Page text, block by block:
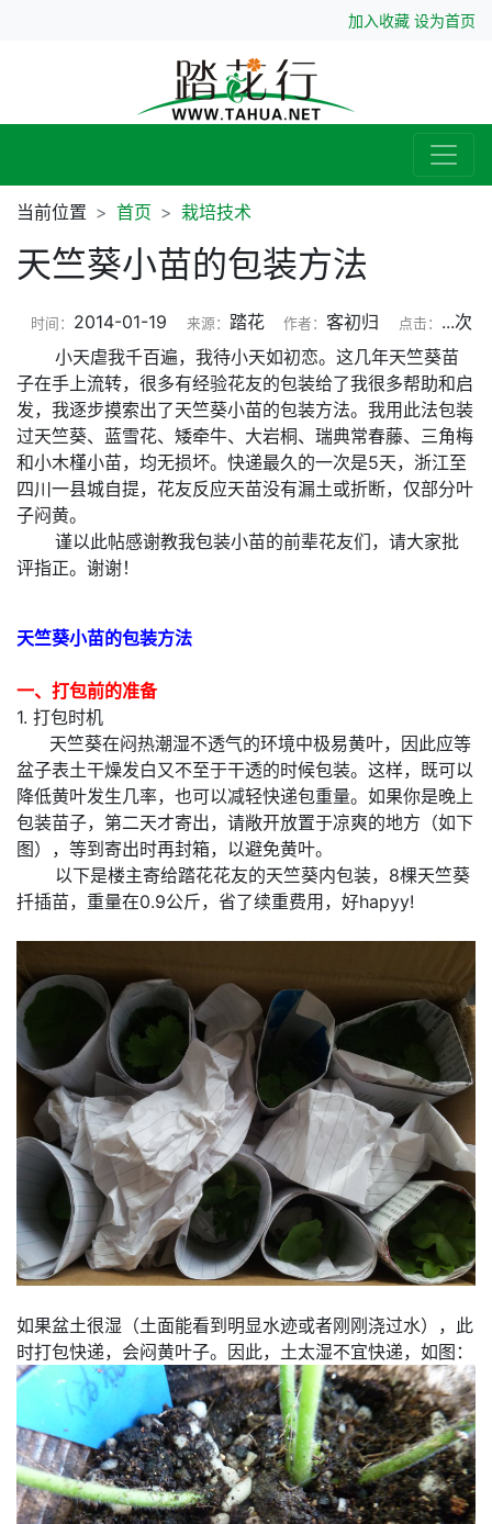
加入收藏 设为首页
当前位置 首页 栽培技术
天竺葵小苗的包装方法
时间： 2014-01-19 来源： 踏花 作者：客初归 点击： ...次
小天虐我千百遍，我待小天如初恋。这几年天竺葵苗
子在手上流转，很多有经验花友的包装给了我很多帮助和启
发，我逐步摸索出了天竺葵小苗的包装方法。我用此法包装
过天竺葵、蓝雪花、矮牵牛、大岩桐、瑞典常春藤、三角梅
和小木槿小苗，均无损坏。快递最久的一次是5天，浙江至
四川一县城自提，花友反应天苗没有漏土或折断，仅部分叶
子闷黄。
谨以此帖感谢教我包装小苗的前辈花友们，请大家批
评指正。谢谢！
天竺葵小苗的包装方法
一、打包前的准备
1. 打包时机
天竺葵在闷热潮湿不透气的环境中极易黄叶，因此应等
盆子表土干燥发白又不至于干透的时候包装。这样，既可以
降低黄叶发生几率，也可以减轻快递包重量。如果你是晚上
包装苗子，第二天才寄出，请敞开放置于凉爽的地方（如下
图），等到寄出时再封箱，以避免黄叶。
以下是楼主寄给踏花花友的天竺葵内包装，8棵天竺葵
扦插苗，重量在0.9公斤，省了续重费用，好hapyy!
如果盆土很湿（土面能看到明显水迹或者刚刚浇过水），此
时打包快递，会闷黄叶子。因此，土太湿不宜快递，如图：